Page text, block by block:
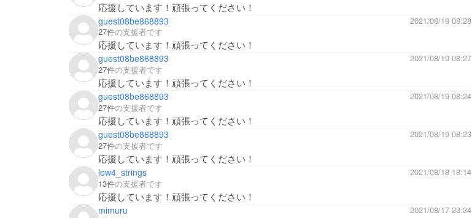
応援しています！頑張ってください！
guest08be868893
2021/08/19 08:28
27件の支援者です
応援しています！頑張ってください！
guest08be868893
2021/08/19 08:27
27件の支援者です
応援しています！頑張ってください！
guest08be868893
2021/08/19 08:24
27件の支援者です
応援しています！頑張ってください！
guest08be868893
2021/08/19 08:23
27件の支援者です
応援しています！頑張ってください！
low4_strings
2021/08/18 18:14
13件の支援者です
応援しています！頑張ってください！
mimuru
2021/08/17 23:34